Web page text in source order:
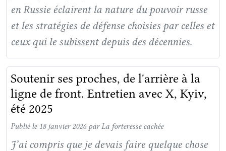
en Russie éclairent la nature du pouvoir russe
et les stratégies de défense choisies par celles et
ceux qui le subissent depuis des décennies.
Soutenir ses proches, de l'arrière à la
ligne de front. Entretien avec X, Kyiv,
été 2025
Publié le 18 janvier 2026 par La forteresse cachée
J’ai compris que je devais faire quelque chose